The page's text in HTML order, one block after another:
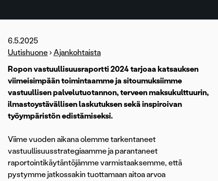
6.5.2025
Uutishuone › Ajankohtaista
Ropon vastuullisuusraportti 2024 tarjoaa katsauksen
viimeisimpään toimintaamme ja sitoumuksiimme
vastuullisen palvelutuotannon, terveen maksukulttuurin,
ilmastoystävällisen laskutuksen sekä inspiroivan
työympäristön edistämiseksi.
Viime vuoden aikana olemme tarkentaneet
vastuullisuusstrategiaamme ja parantaneet
raportointikäytäntöjämme varmistaaksemme, että
pystymme jatkossakin tuottamaan aitoa arvoa